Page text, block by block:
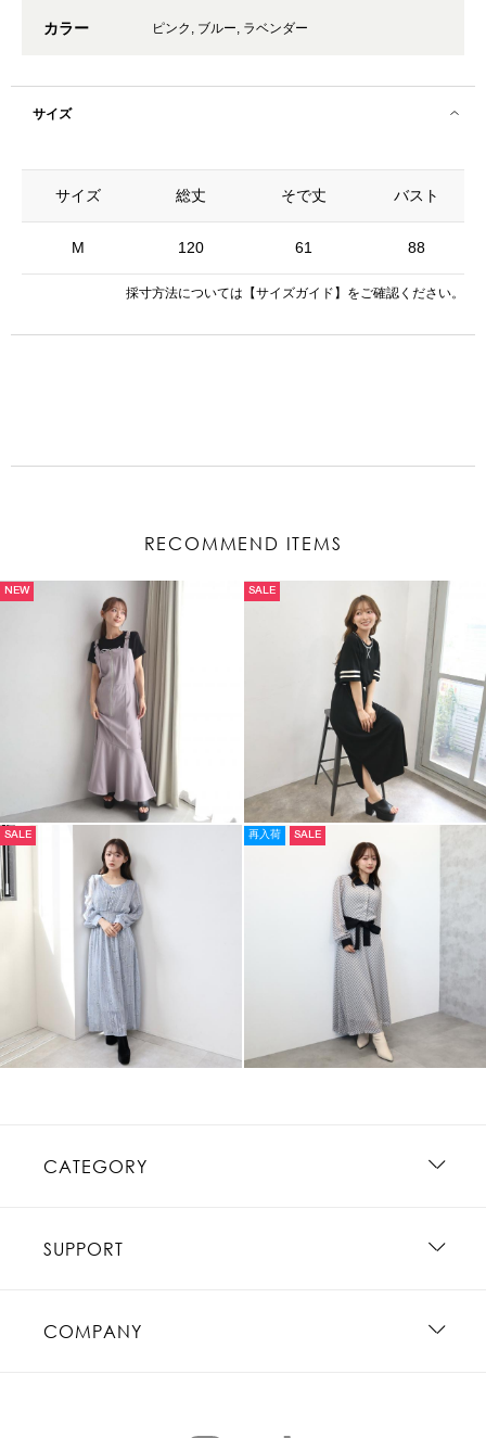
カラー ピンク, ブルー, ラベンダー
サイズ
サイズ
M
総丈 そで丈 バスト
120 61 88
採寸方法については 【サイズガイド】 をご確認ください。
RECOMMEND ITEMS
NEW SALE
SALE 再入荷 SALE
CATEGORY
SUPPORT
COMPANY